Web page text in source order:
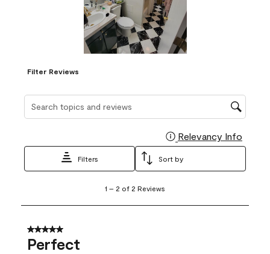
Filter Reviews
Relevancy Info
Filters Sort by
2
Reviews
1 – 2 of 2 Reviews
5 out of 5 stars.
Perfect